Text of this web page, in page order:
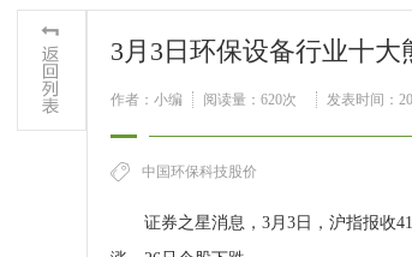
3月3日环保设备行业十大
作者：小编 阅读量： 620次 发表时间：
中国环保科技股价
证券之星消息，3月3日，沪指报收